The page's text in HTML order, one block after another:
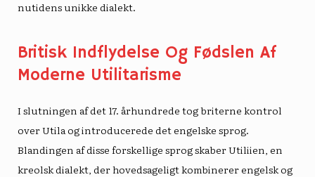
nutidens unikke dialekt.
Britisk Indflydelse Og Fødslen Af ​​
Moderne Utilitarisme
I slutningen af ​​det 17. århundrede tog briterne kontrol
over Utila og introducerede det engelske sprog.
Blandingen af ​​disse forskellige sprog skaber Utiliien, en
kreolsk dialekt, der hovedsageligt kombinerer engelsk og